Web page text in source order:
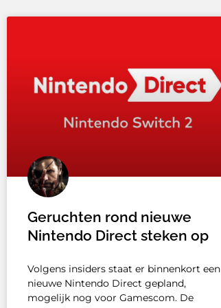
Geruchten rond nieuwe
Nintendo Direct steken op
Volgens insiders staat er binnenkort een
nieuwe Nintendo Direct gepland,
mogelijk nog voor Gamescom. De